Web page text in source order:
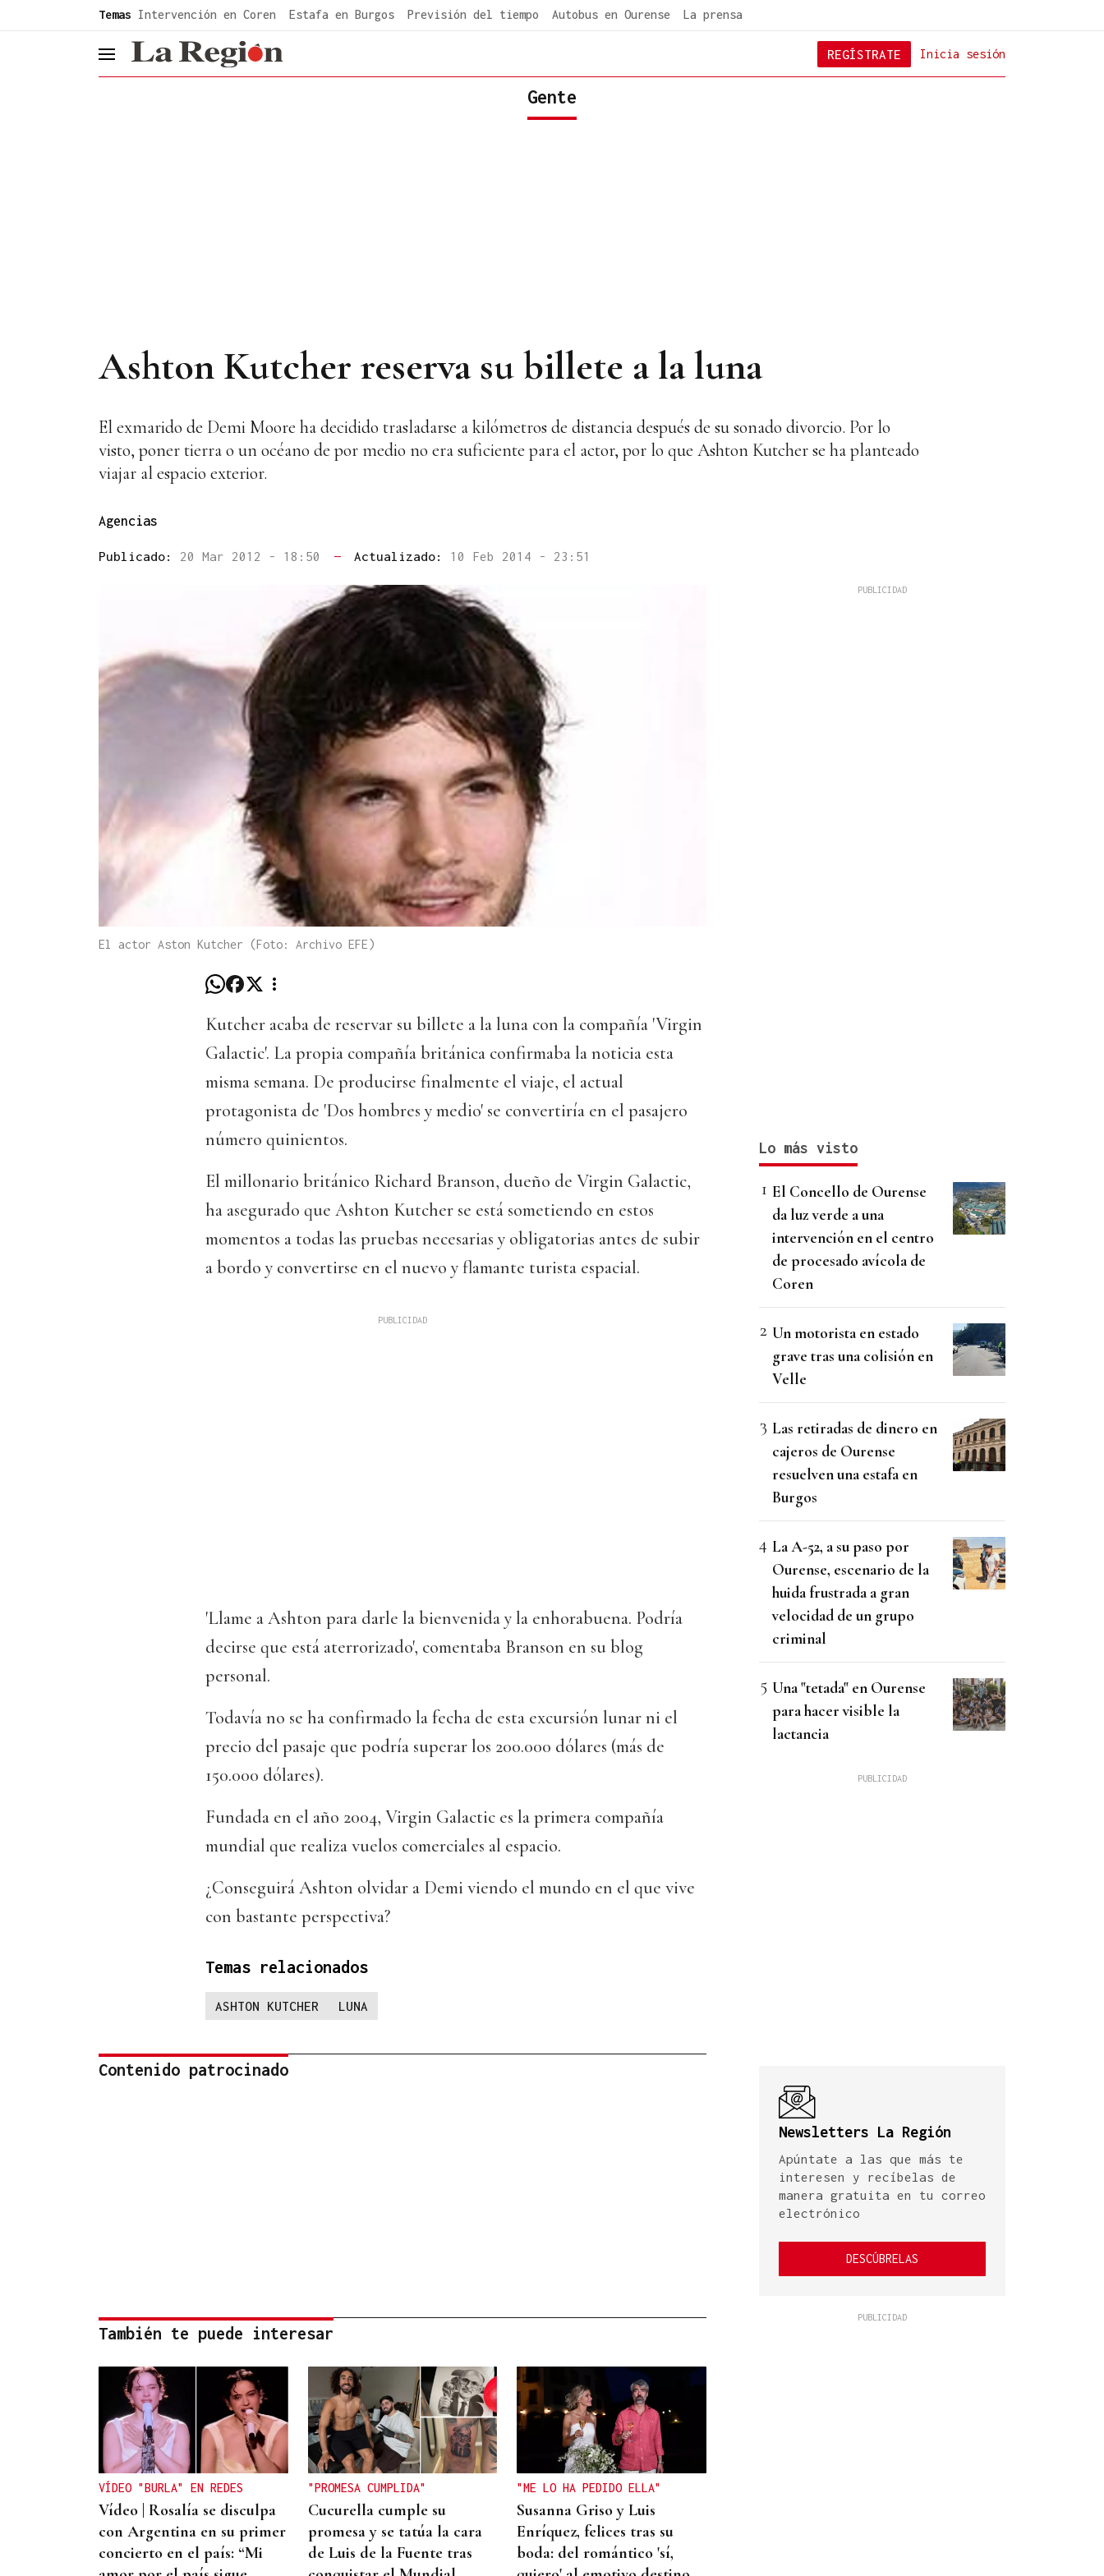
Temas Intervención en Coren Estafa en Burgos Previsión del tiempo Autobus en Ourense La prensa
header.menu.open Inicia sesión
REGÍSTRATE
Gente
Ashton Kutcher reserva su billete a la luna
El exmarido de Demi Moore ha decidido trasladarse a kilómetros de distancia después de su sonado divorcio. Por lo
visto, poner tierra o un océano de por medio no era suficiente para el actor, por lo que Ashton Kutcher se ha planteado
viajar al espacio exterior.
Agencias
Publicado: 20 Mar 2012 - 18:50 — Actualizado: 10 Feb 2014 - 23:51
El actor Aston Kutcher (Foto: Archivo EFE)
Kutcher acaba de reservar su billete a la luna con la compañía 'Virgin
Galactic'. La propia compañía británica confirmaba la noticia esta
misma semana. De producirse finalmente el viaje, el actual
protagonista de 'Dos hombres y medio' se convertiría en el pasajero
número quinientos.
El millonario británico Richard Branson, dueño de Virgin Galactic,
ha asegurado que Ashton Kutcher se está sometiendo en estos
momentos a todas las pruebas necesarias y obligatorias antes de subir
a bordo y convertirse en el nuevo y flamante turista espacial.
'Llame a Ashton para darle la bienvenida y la enhorabuena. Podría
decirse que está aterrorizado', comentaba Branson en su blog
personal.
Todavía no se ha confirmado la fecha de esta excursión lunar ni el
precio del pasaje que podría superar los 200.000 dólares (más de
150.000 dólares).
Fundada en el año 2004, Virgin Galactic es la primera compañía
mundial que realiza vuelos comerciales al espacio.
¿Conseguirá Ashton olvidar a Demi viendo el mundo en el que vive
con bastante perspectiva?
Temas relacionados
ASHTON KUTCHER LUNA
Contenido patrocinado
También te puede interesar
VÍDEO "BURLA" EN REDES
Vídeo | Rosalía se disculpa
con Argentina en su primer
concierto en el país: “Mi
"PROMESA CUMPLIDA"
Cucurella cumple su
promesa y se tatúa la cara
de Luis de la Fuente tras
"ME LO HA PEDIDO ELLA"
Susanna Griso y Luis
Enríquez, felices tras su
boda: del romántico 'sí,
Lo más visto
El Concello de Ourense
da luz verde a una
intervención en el centro
de procesado avícola de
Coren
Un motorista en estado
grave tras una colisión en
Velle
Las retiradas de dinero en
cajeros de Ourense
resuelven una estafa en
Burgos
La A-52, a su paso por
Ourense, escenario de la
huida frustrada a gran
velocidad de un grupo
criminal
Una "tetada" en Ourense
para hacer visible la
lactancia
Newsletters La Región
Apúntate a las que más te
interesen y recíbelas de
manera gratuita en tu correo
electrónico
DESCÚBRELAS